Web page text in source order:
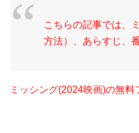
こちらの記事では、
方法）、あらすじ、
ミッシング(2024映画)の無料